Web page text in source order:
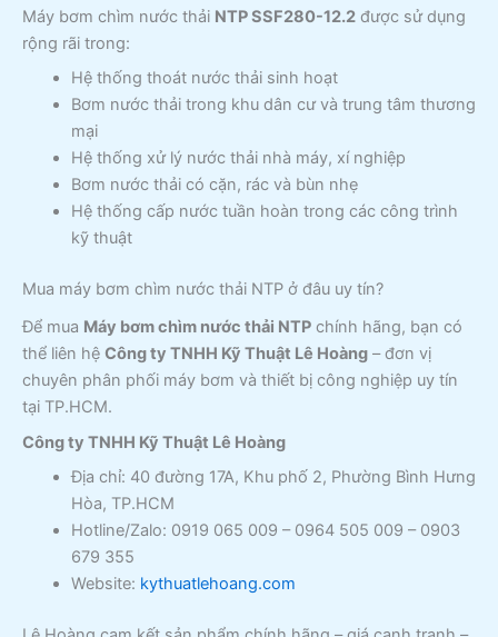
Máy bơm chìm nước thải NTP SSF280-12.2 được sử dụng
rộng rãi trong:
Hệ thống thoát nước thải sinh hoạt
Bơm nước thải trong khu dân cư và trung tâm thương
mại
Hệ thống xử lý nước thải nhà máy, xí nghiệp
Bơm nước thải có cặn, rác và bùn nhẹ
Hệ thống cấp nước tuần hoàn trong các công trình
kỹ thuật
Mua máy bơm chìm nước thải NTP ở đâu uy tín?
Để mua Máy bơm chìm nước thải NTP chính hãng, bạn có
thể liên hệ Công ty TNHH Kỹ Thuật Lê Hoàng – đơn vị
chuyên phân phối máy bơm và thiết bị công nghiệp uy tín
tại TP.HCM.
Công ty TNHH Kỹ Thuật Lê Hoàng
Địa chỉ: 40 đường 17A, Khu phố 2, Phường Bình Hưng
Hòa, TP.HCM
Hotline/Zalo: 0919 065 009 – 0964 505 009 – 0903
679 355
Website: kythuatlehoang.com